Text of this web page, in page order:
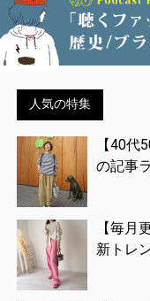
人気の特集
【40
の記事
【毎月
新トレ